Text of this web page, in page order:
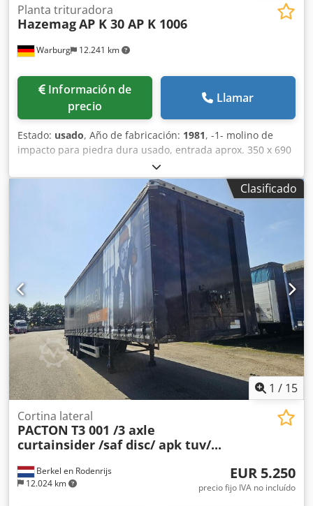
Mantenimiento ITV (Inspección Técnica de Vehículos):
válida hasta el 02.2027 Estado Estado general: muy bueno
estético: muy bueno Identificación Matrícula: OL-96-YL
Warburg 12.241 km
Planta trituradora
HazemagAP K 30 AP K 1006
Información de
precio
Llamar
Estado: usado, Año de fabricación: 1981, -1- molino de
impacto para piedra dura usado, entrada aprox. 350 x 690
mm, rotor 1000 x 670 mm, capacidad hasta 40 t/h,
alimentación hasta 180 mm, grano final 0/35 mm Dcedew
Clasificado
1 / 15
Berkel en Rodenrijs
12.024 km
Cortina lateral
PACTON T3 001 /3 axle
curtainsider /saf disc/ apk tuv/...
EUR 5.250
precio fijo IVA no incluído